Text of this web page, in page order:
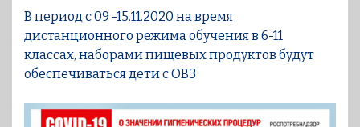
В период с 09 -15.11.2020 на время
дистанционного режима обучения в 6-11
классах, наборами пищевых продуктов будут
обеспечиваться дети с ОВЗ